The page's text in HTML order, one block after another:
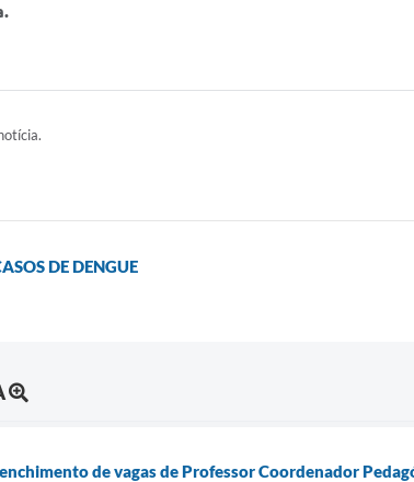
DE DENGUE
de vagas de Professor Coordenador